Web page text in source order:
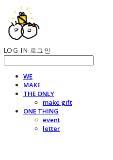
LOG IN 로그인
WE
MAKE
THE ONLY
make gift
ONE THING
event
letter